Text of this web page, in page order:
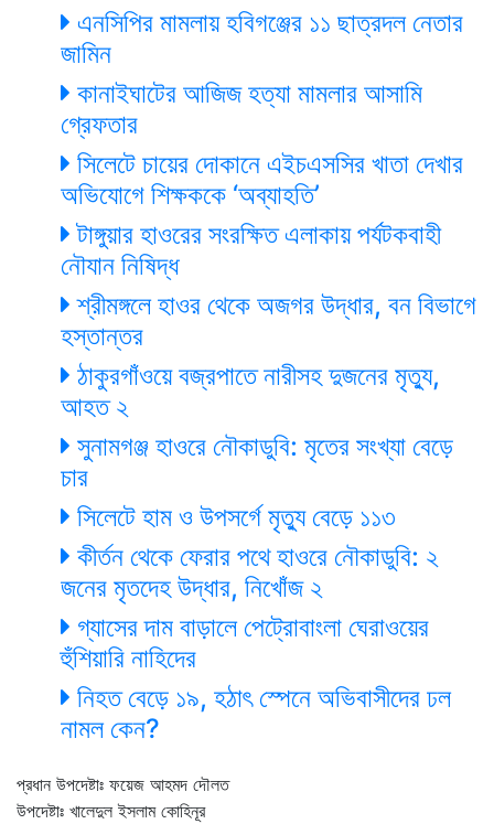
এনসিপির মামলায় হবিগঞ্জের ১১ ছাত্রদল নেতার
জামিন
কানাইঘাটের আজিজ হত্যা মামলার আসামি
গ্রেফতার
সিলেটে চায়ের দোকানে এইচএসসির খাতা দেখার
অভিযোগে শিক্ষককে ‘অব্যাহতি’
টাঙ্গুয়ার হাওরের সংরক্ষিত এলাকায় পর্যটকবাহী
নৌযান নিষিদ্ধ
শ্রীমঙ্গলে হাওর থেকে অজগর উদ্ধার, বন বিভাগে
হস্তান্তর
ঠাকুরগাঁওয়ে বজ্রপাতে নারীসহ দুজনের মৃত্যু,
আহত ২
সুনামগঞ্জ হাওরে নৌকাডুবি: মৃতের সংখ্যা বেড়ে
চার
সিলেটে হাম ও উপসর্গে মৃত্যু বেড়ে ১১৩
কীর্তন থেকে ফেরার পথে হাওরে নৌকাডুবি: ২
জনের মৃতদেহ উদ্ধার, নিখোঁজ ২
গ্যাসের দাম বাড়ালে পেট্রোবাংলা ঘেরাওয়ের
হুঁশিয়ারি নাহিদের
নিহত বেড়ে ১৯, হঠাৎ স্পেনে অভিবাসীদের ঢল
নামল কেন?
প্রধান উপদেষ্টাঃ ফয়েজ আহমদ দৌলত
উপদেষ্টাঃ খালেদুল ইসলাম কোহিনূর